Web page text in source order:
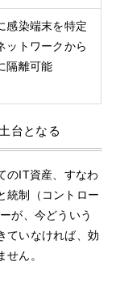
感染端末を特定
ットワークから
隔離可能
台となる
のIT資産、すなわ
統制（コントロー
が、今どういう
ていなければ、効
ん。